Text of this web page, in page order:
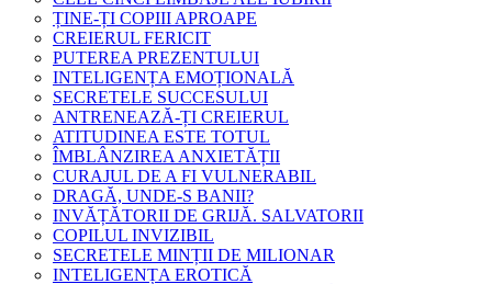
ȚINE-ȚI COPIII APROAPE
CREIERUL FERICIT
PUTEREA PREZENTULUI
INTELIGENȚA EMOȚIONALĂ
SECRETELE SUCCESULUI
ANTRENEAZĂ-ȚI CREIERUL
ATITUDINEA ESTE TOTUL
ÎMBLÂNZIREA ANXIETĂȚII
CURAJUL DE A FI VULNERABIL
DRAGĂ, UNDE-S BANII?
INVĂȚĂTORII DE GRIJĂ. SALVATORII
COPILUL INVIZIBIL
SECRETELE MINȚII DE MILIONAR
INTELIGENȚA EROTICĂ